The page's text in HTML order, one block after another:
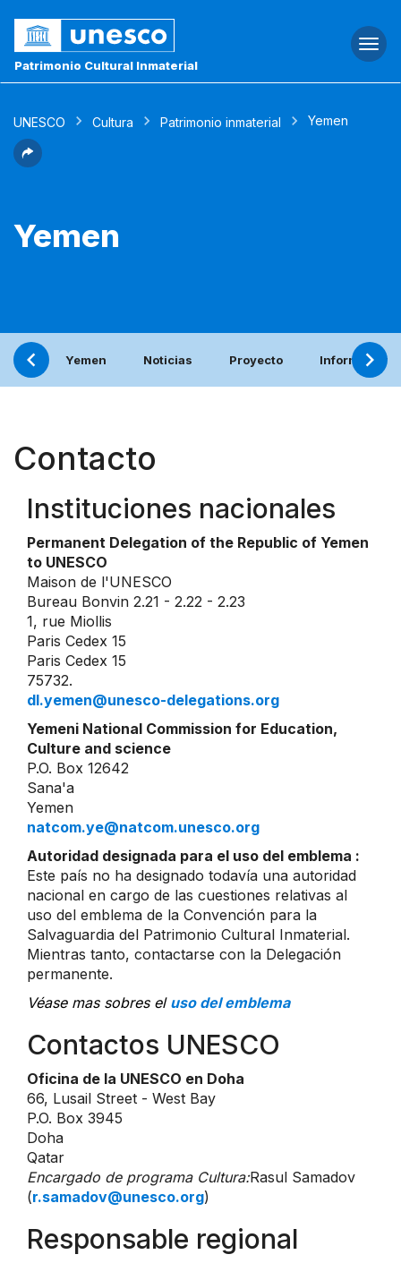
Patrimonio Cultural Inmaterial
UNESCO Cultura Patrimonio inmaterial Yemen
Yemen
Yemen Noticias Proyecto Informe
Contacto
Instituciones nacionales
Permanent Delegation of the Republic of Yemen
to UNESCO
Maison de l'UNESCO
Bureau Bonvin 2.21 - 2.22 - 2.23
1, rue Miollis
Paris Cedex 15
Paris Cedex 15
75732.
dl.yemen@unesco-delegations.org
Yemeni National Commission for Education,
Culture and science
P.O. Box 12642
Sana'a
Yemen
natcom.ye@natcom.unesco.org
Autoridad designada para el uso del emblema :
Este país no ha designado todavía una autoridad
nacional en cargo de las cuestiones relativas al
uso del emblema de la Convención para la
Salvaguardia del Patrimonio Cultural Inmaterial.
Mientras tanto, contactarse con la Delegación
permanente.
Véase mas sobres el uso del emblema
Contactos UNESCO
Oficina de la UNESCO en Doha
66, Lusail Street - West Bay
P.O. Box 3945
Doha
Qatar
Encargado de programa Cultura:Rasul Samadov
(r.samadov@unesco.org)
Responsable regional